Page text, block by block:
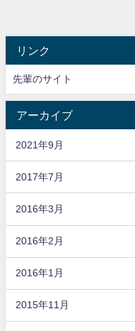
リンク
先輩のサイト
アーカイブ
2021年9月
2017年7月
2016年3月
2016年2月
2016年1月
2015年11月